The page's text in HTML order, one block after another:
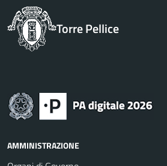
Torre Pellice
AMMINISTRAZIONE